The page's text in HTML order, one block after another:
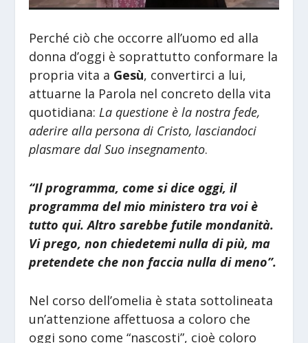
Perché ciò che occorre all’uomo ed alla
donna d’oggi è soprattutto conformare la
propria vita a Gesù, convertirci a lui,
attuarne la Parola nel concreto della vita
quotidiana:La questione è la nostra fede,
aderire alla persona di Cristo, lasciandoci
plasmare dal Suo insegnamento.
“Il programma, come si dice oggi, il
programma del mio ministero tra voi è
tutto qui. Altro sarebbe futile mondanità.
Vi prego, non chiedetemi nulla di più, ma
pretendete che non faccia nulla di meno”.
Nel corso dell’omelia è stata sottolineata
un’attenzione affettuosa a coloro che
oggi sono come “nascosti”, cioè coloro